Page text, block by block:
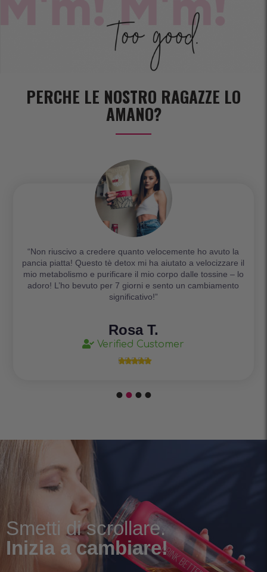
PERCHE LE NOSTRO RAGAZZE LO
AMANO?
“Non riuscivo a credere quanto velocemente ho avuto la
pancia piatta! Questo tè detox mi ha aiutato a velocizzare il
mio metabolismo e purificare il mio corpo dalle tossine – lo
adoro! L’ho bevuto per 7 giorni e sento un cambiamento
significativo!”
Rosa T.
Verified Customer
    
Smetti di scrollare.
Inizia a cambiare!